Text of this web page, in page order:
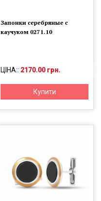
Запонки серебряные с
каучуком 0271.10
ЦІНА:: 2170.00 грн.
Купити